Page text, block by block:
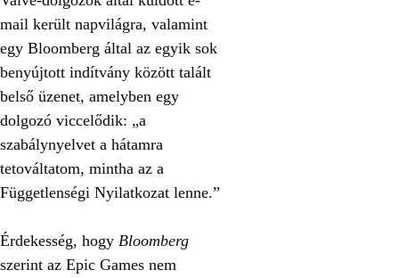
mail került napvilágra, valamint
egy Bloomberg által az egyik sok
benyújtott indítvány között talált
belső üzenet, amelyben egy
dolgozó viccelődik: „a
szabálynyelvet a hátamra
tetováltatom, mintha az a
Függetlenségi Nyilatkozat lenne.”
Érdekesség, hogy Bloomberg
szerint az Epic Games nem